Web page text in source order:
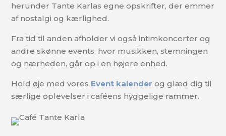
herunder Tante Karlas egne opskrifter, der emmer
af nostalgi og kærlighed.
Fra tid til anden afholder vi også intimkoncerter og
andre skønne events, hvor musikken, stemningen
og nærheden, går op i en højere enhed.
Hold øje med vores Event kalender og glæd dig til
særlige oplevelser i caféens hyggelige rammer.